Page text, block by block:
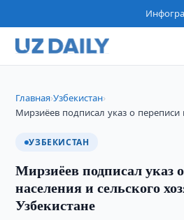
Главная›Узбекистан›
Мирзиёев подписал указ о переписи
УЗБЕКИСТАН
Мирзиёев подписал указ
населения и сельского
Узбекистане